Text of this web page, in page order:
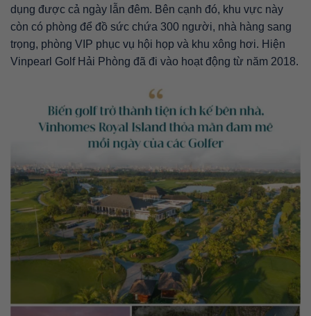
dụng được cả ngày lẫn đêm. Bên cạnh đó, khu vực này
còn có phòng để đồ sức chứa 300 người, nhà hàng sang
trọng, phòng VIP phục vụ hội họp và khu xông hơi. Hiện
Vinpearl Golf Hải Phòng đã đi vào hoạt động từ năm 2018.